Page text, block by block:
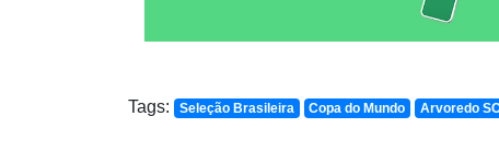
Tags: Seleção Brasileira Copa do Mundo Arvoredo